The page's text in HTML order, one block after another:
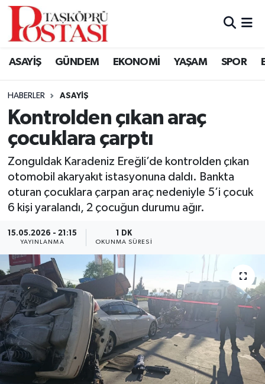
ASAYİŞ GÜNDEM EKONOMİ YAŞAM SPOR
HABERLER ASAYIŞ
Kontrolden çıkan araç
çocuklara çarptı
Zonguldak Karadeniz Ereğli’de kontrolden çıkan
otomobil akaryakıt istasyonuna daldı. Bankta
oturan çocuklara çarpan araç nedeniyle 5’i çocuk
6 kişi yaralandı, 2 çocuğun durumu ağır.
15.05.2026 - 21:15
YAYINLANMA
1 DK
OKUNMA SÜRESI
Kastamonu Vefat Edenler
Araç Haberleri
Azdavay Haberleri
Bozkurt Haberleri
Cide Haberleri
Daday Haberleri
Devrekani Haberleri
Doğanyurt Haberleri
Hanönü Haberleri